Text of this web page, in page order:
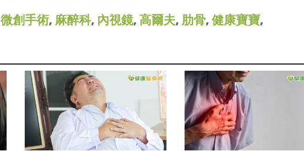
微創手術, 麻醉科, 內視鏡, 高爾夫, 肋骨, 健康寶寶,